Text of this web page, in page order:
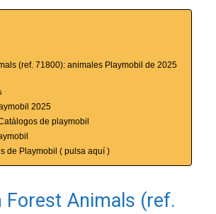
(ref. 71800): animales Playmobil de 2025
2025
de playmobil
de Playmobil ( pulsa aquí )
Forest Animals (ref.